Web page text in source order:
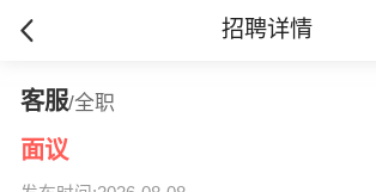
招聘详情
客服/全职
面议